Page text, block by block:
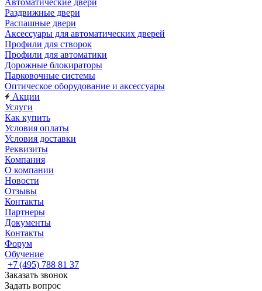
Автоматические двери
Раздвижные двери
Распашные двери
Аксессуары для автоматических дверей
Профили для створок
Профили для автоматики
Дорожные блокираторы
Парковочные системы
Оптическое оборудование и аксессуары
Акции
Услуги
Как купить
Условия оплаты
Условия доставки
Реквизиты
Компания
О компании
Новости
Отзывы
Контакты
Партнеры
Документы
Контакты
Форум
Обучение
+7 (495) 788 81 37
Заказать звонок
Задать вопрос